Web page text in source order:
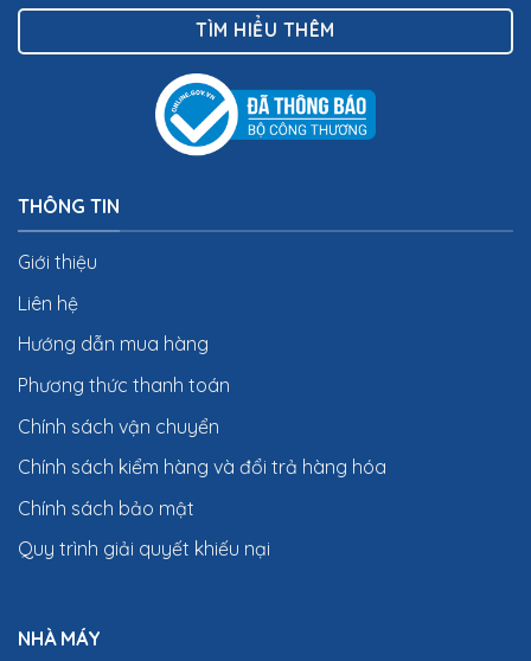
TÌM HIỂU THÊM
THÔNG TIN
Giới thiệu
Liên hệ
Hướng dẫn mua hàng
Phương thức thanh toán
Chính sách vận chuyển
Chính sách kiểm hàng và đổi trả hàng hóa
Chính sách bảo mật
Quy trình giải quyết khiếu nại
NHÀ MÁY